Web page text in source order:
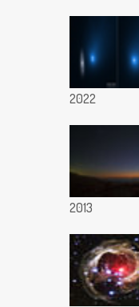
2022
2013